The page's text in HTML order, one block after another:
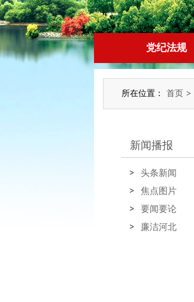
党纪法规
所在位置： 首页 >
新闻播报
头条新闻
焦点图片
要闻要论
廉洁河北